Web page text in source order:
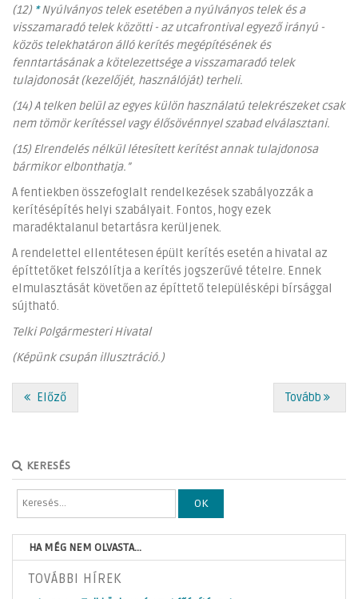
(12) *Nyúlványos telek esetében a nyúlványos telek és a
visszamaradó telek közötti - az utcafrontival egyező irányú -
közös telekhatáron álló kerítés megépítésének és
fenntartásának a kötelezettsége a visszamaradó telek
tulajdonosát (kezelőjét, használóját) terheli.
(14) A telken belül az egyes külön használatú telekrészeket csak
nem tömör kerítéssel vagy élősövénnyel szabad elválasztani.
(15) Elrendelés nélkül létesített kerítést annak tulajdonosa
bármikor elbonthatja.”
A fentiekben összefoglalt rendelkezések szabályozzák a
kerítésépítés helyi szabályait. Fontos, hogy ezek
maradéktalanul betartásra kerüljenek.
A rendelettel ellentétesen épült kerítés esetén a hivatal az
építtetőket felszólítja a kerítés jogszerűvé tételre. Ennek
elmulasztását követően az építtető településképi bírsággal
sújtható.
Telki Polgármesteri Hivatal
(Képünk csupán illusztráció.)
Előző Tovább
KERESÉS
OK
HA MÉG NEM OLVASTA...
TOVÁBBI HÍREK